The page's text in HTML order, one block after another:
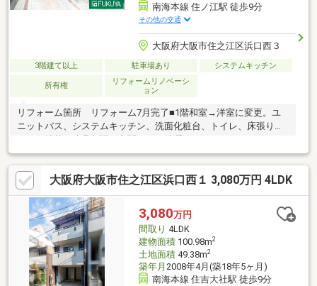
南海本線 住ノ江駅 徒歩9分
その他の交通
大阪府大阪市住之江区浜口西３
3階建て以上 駐車場あり システムキッチン
所有権
リフォームリノベーシ
ョン
リフォーム箇所 リフォーム7月完了■1階和室→洋室に変更。ユ
ニットバス、システムキッチン、洗面化粧台、トイレ、床張り、
クロス貼替、建具新調、玄関ドア、洗濯パン、モニターインター
ホン、網戸新調、網戸張替、ハウスクリーニングアクセス◇南海
電鉄南海本線 住之江駅まで徒歩9分◇大阪市四つ橋線 住之江
公園駅まで徒歩15分◇南海電鉄南海本線 住吉大社駅まで徒歩15
分
大阪府大阪市住之江区浜口西１ 3,080万円 4LDK
3,080万円
間取り 4LDK
建物面積100.98m2
土地面積49.38m2
築年月 2008年4月(築18年5ヶ月)
南海本線 住吉大社駅 徒歩9分